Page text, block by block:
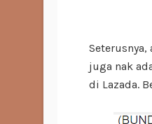
juga nak
di Lazada.